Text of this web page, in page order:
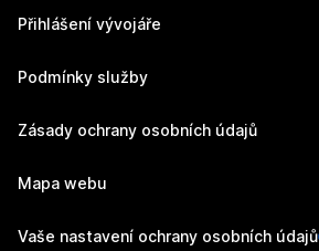
Přihlášení vývojáře
Podmínky služby
Zásady ochrany osobních údajů
Mapa webu
Vaše nastavení ochrany osobních údajů